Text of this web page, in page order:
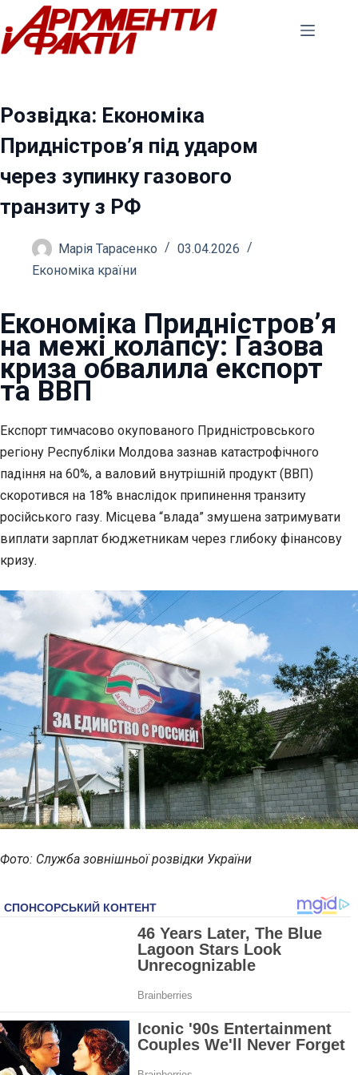
Перейти
до
вмісту
Розвідка: Економіка
Придністров’я під ударом
через зупинку газового
транзиту з РФ
Марія Тарасенко
03.04.2026
Економіка країни
Економіка Придністров’я
на межі колапсу: Газова
криза обвалила експорт
та ВВП
Експорт тимчасово окупованого Придністровського
регіону Республіки Молдова зазнав катастрофічного
падіння на 60%, а валовий внутрішній продукт (ВВП)
скоротився на 18% внаслідок припинення транзиту
російського газу. Місцева “влада” змушена затримувати
виплати зарплат бюджетникам через глибоку фінансову
кризу.
Фото: Служба зовнішньої розвідки України